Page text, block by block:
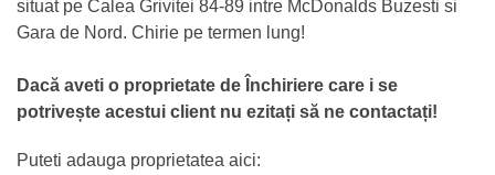
situat pe Calea Grivitei 84-89 intre McDonalds Buzesti si
Gara de Nord. Chirie pe termen lung!
Dacă aveti o proprietate de Închiriere care i se
potrivește acestui client nu ezitați să ne contactați!
Puteti adauga proprietatea aici: